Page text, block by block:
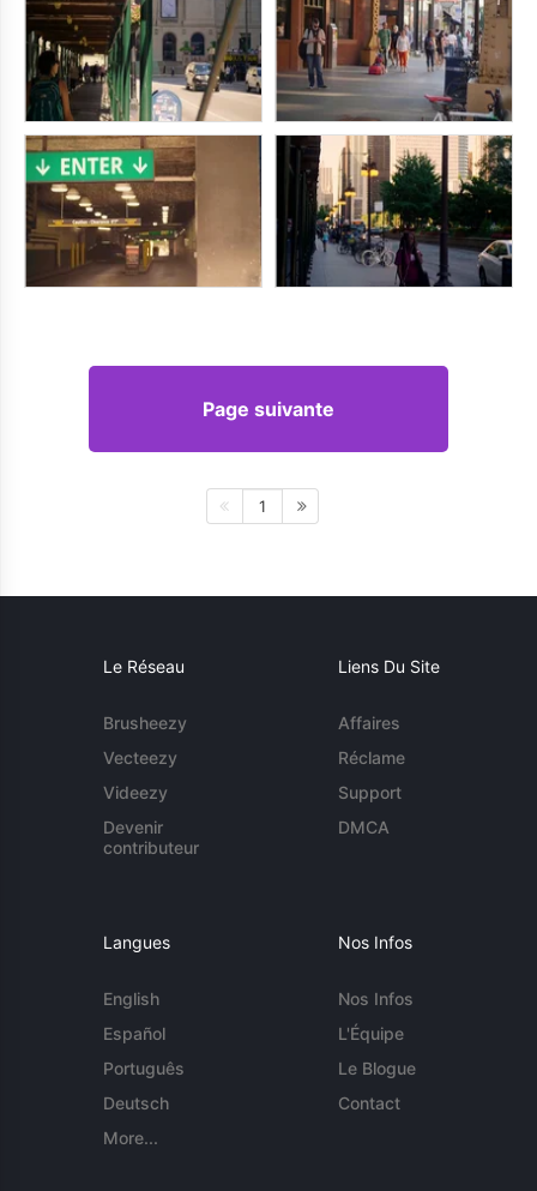
Page suivante
1
Le Réseau
Brusheezy
Vecteezy
Videezy
Devenir
contributeur
Liens Du Site
Affaires
Réclame
Support
DMCA
Langues
English
Español
Português
Deutsch
More...
Nos Infos
Nos Infos
L'Équipe
Le Blogue
Contact